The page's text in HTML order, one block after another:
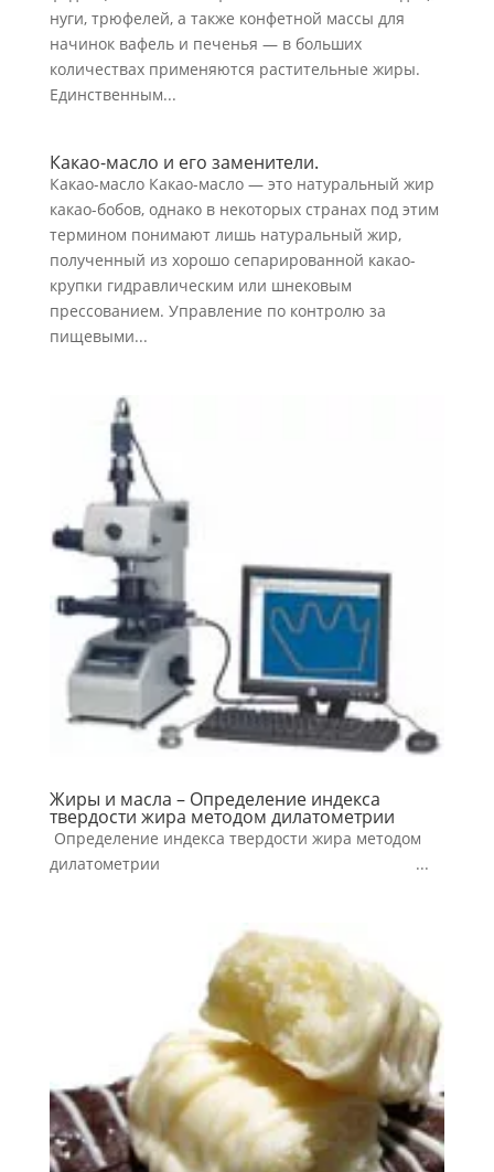
нуги, трюфелей, а также конфетной массы для
начинок вафель и печенья — в больших
количествах применяются растительные жиры.
Единственным...
Какао-масло и его заменители.
Какао-масло Какао-масло — это натуральный жир
какао-бобов, однако в некоторых странах под этим
термином понимают лишь натуральный жир,
полученный из хорошо сепа­рированной какао-
крупки гидравлическим или шнековым
прессованием. Управление по контролю за
пищевыми...
Жиры и масла – Определение индекса
твердости жира методом дилатометрии
Определение индекса твердости жира методом
дилатометрии ...